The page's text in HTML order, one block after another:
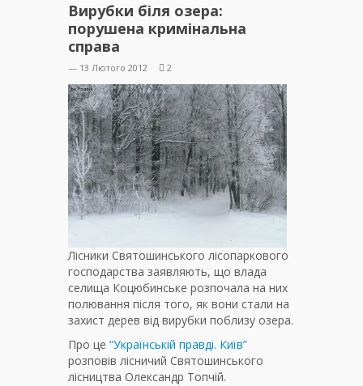
Вирубки біля озера:
порушена кримінальна
справа
— 13 Лютого 2012 2
Лісники Святошинського лісопаркового
господарства заявляють, що влада
селища Коцюбинське розпочала на них
полювання після того, як вони стали на
захист дерев від вирубки поблизу озера.
Про це “Українській правді. Київ”
розповів лісничий Святошинського
лісництва Олександр Топчій.